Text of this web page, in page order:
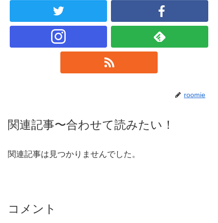
roomie
関連記事〜合わせて読みたい！
関連記事は見つかりませんでした。
コメント